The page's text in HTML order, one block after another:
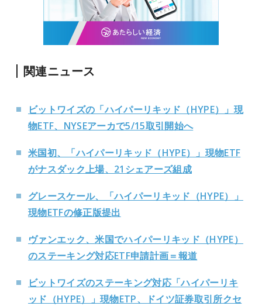
関連ニュース
ビットワイズの「ハイパーリキッド（HYPE）」現
物ETF、NYSEアーカで5/15取引開始へ
米国初、「ハイパーリキッド（HYPE）」現物ETF
がナスダック上場、21シェアーズ組成
グレースケール、「ハイパーリキッド（HYPE）」
現物ETFの修正版提出
ヴァンエック、米国でハイパーリキッド（HYPE）
のステーキング対応ETF申請計画＝報道
ビットワイズのステーキング対応「ハイパーリキ
ッド（HYPE）」現物ETP、ドイツ証券取引所クセ